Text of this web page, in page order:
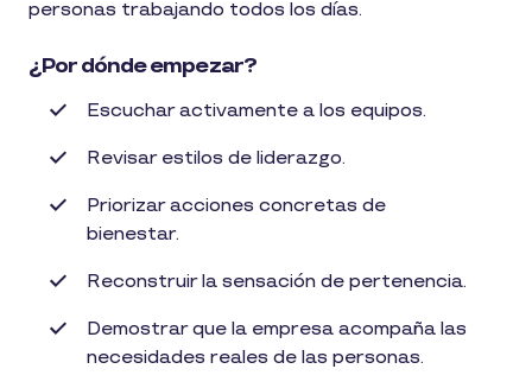
personas trabajando todos los días.
¿Por dónde empezar?
Escuchar activamente a los equipos.
Revisar estilos de liderazgo.
Priorizar acciones concretas de
bienestar.
Reconstruir la sensación de pertenencia.
Demostrar que la empresa acompaña las
necesidades reales de las personas.